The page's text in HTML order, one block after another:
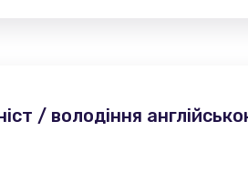
/ володіння